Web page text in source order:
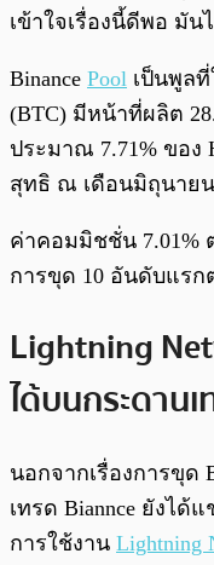
เข้าใจเรื่องนี้ดีพอ มัน
Binance Pool เป็นพูล
(BTC) มีหน้าที่ผลิต
ประมาณ 7.71% ของ
สุทธิ ณ เดือนมิถุนายน
ค่าคอมมิชชั่น 7.01%
การขุด 10 อันดับแรก
Lightning
ได้บนกระดาน
นอกจากเรื่องการขุด
เทรด Biannce ยังได้
การใช้งาน Lightning